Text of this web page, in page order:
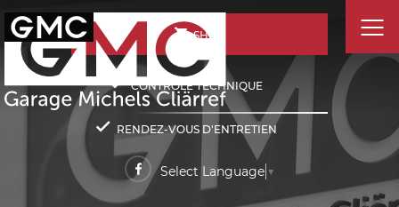
SHOP
CONTRÔLE TECHNIQUE
RENDEZ-VOUS D'ENTRETIEN
Select Language ▼